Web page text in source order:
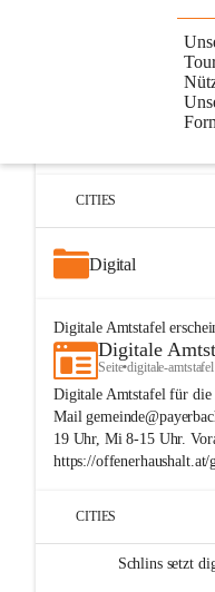
Digitale
CITIES
Digital
Digitale Amtstafel
Digitale
Seite•digitale-amtstafel
Digitale Amtstafel für die
Mail
19 Uhr, Mi 8-15 Uhr.
https://offenerhaushalt.at/
CITIES
Schlins setzt